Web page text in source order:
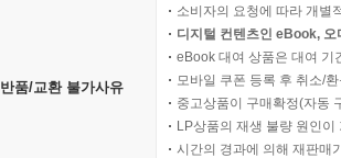
반품/교환 불가사유
소비자의 요청에 따라 개별
디지털 컨텐츠인 eBook,
eBook 대여 상품은 대여 기
모바일 쿠폰 등록 후 취소/
중고상품이 구매확정(자동
LP상품의 재생 불량 원인
시간의 경과에 의해 재판매